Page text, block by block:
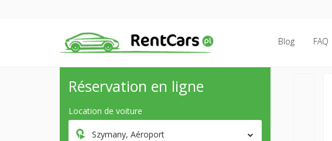
Blog FAQ
Réservation en ligne
Location de voiture
Szymany, Aéroport